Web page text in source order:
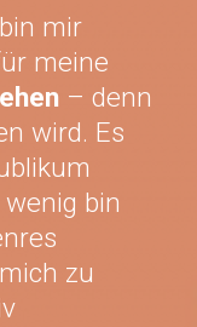
mir
meine
– denn
wird. Es
bin
zu